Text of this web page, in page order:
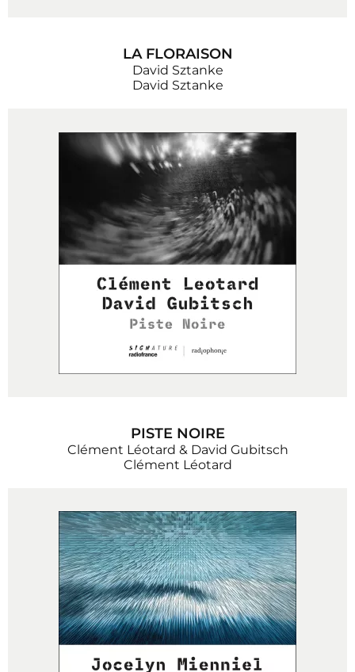
LA FLORAISON
David Sztanke
David Sztanke
PISTE NOIRE
Clément Léotard & David Gubitsch
Clément Léotard